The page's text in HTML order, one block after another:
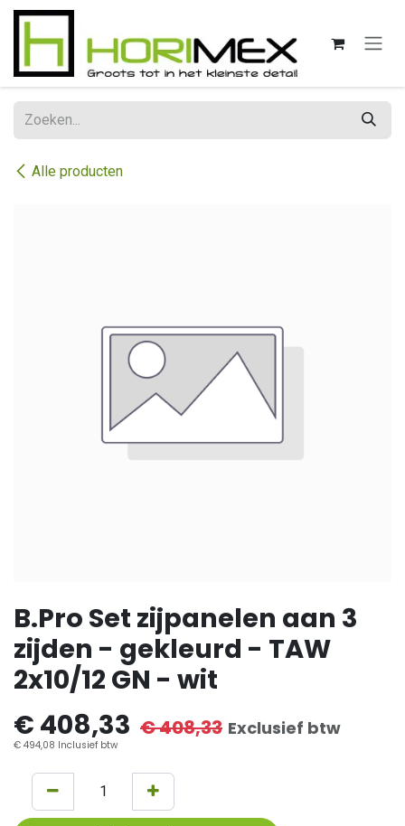
Overslaan naar inhoud
Alle producten
B.Pro Set zijpanelen aan 3
zijden - gekleurd - TAW
2x10/12 GN - wit
€ 408,33 €408,33 Exclusief btw
€ 494,08 Inclusief btw